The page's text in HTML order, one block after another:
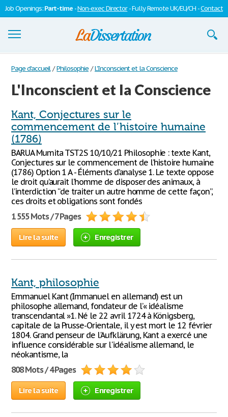
Job Openings:Part-time -Non-exec Director- Fully Remote UK/EU/CH -Contact
Dissertations
S'inscrire
Se connecter
Contactez-nous
Page d'accueil / Philosophie / L'Inconscient et la Conscience
L'Inconscient et la Conscience
Kant, Conjectures sur le
commencement de l’histoire humaine
(1786)
BARUA Mumita TST2S 10/10/21 Philosophie : texte Kant,
Conjectures sur le commencement de l’histoire humaine
(1786) Option 1 A - Éléments d’analyse 1. Le texte oppose
le droit qu’aurait l’homme de disposer des animaux, à
l’interdiction “de traiter un autre homme de cette façon”,
ces droits et obligations sont fondés
1 555 Mots / 7 Pages
Lire la suite Enregistrer
Kant, philosophie
Emmanuel Kant (Immanuel en allemand) est un
philosophe allemand, fondateur de l’« idéalisme
transcendantal »1. Né le 22 avril 1724 à Königsberg,
capitale de la Prusse-Orientale, il y est mort le 12 février
1804. Grand penseur de l'Aufklärung, Kant a exercé une
influence considérable sur l'idéalisme allemand, le
néokantisme, la
808 Mots / 4 Pages
Lire la suite Enregistrer